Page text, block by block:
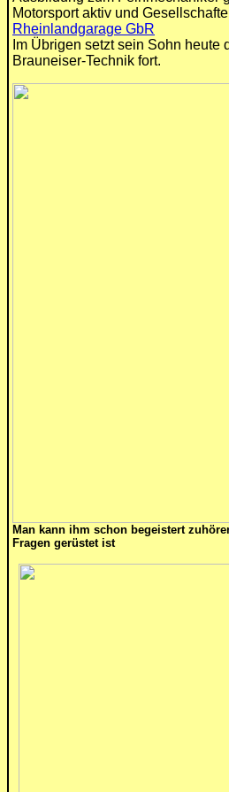
Motorsport aktiv und
Rheinlandgarage GbR
Im Übrigen setzt sein Sohn heute
Brauneiser-Technik fort.
Man kann ihm schon begeistert
Fragen gerüstet ist